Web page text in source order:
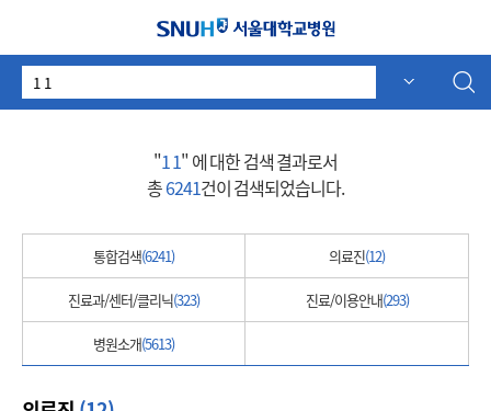
서울대학교병원
색
자동 추
자동 추
"1 1" 에 대한 검색 결과로서
총6241건이 검색되었습니다.
통합검색(6241) 의료진(12)
진료과/센터/클리닉(323) 진료/이용안내(293)
병원소개(5613)